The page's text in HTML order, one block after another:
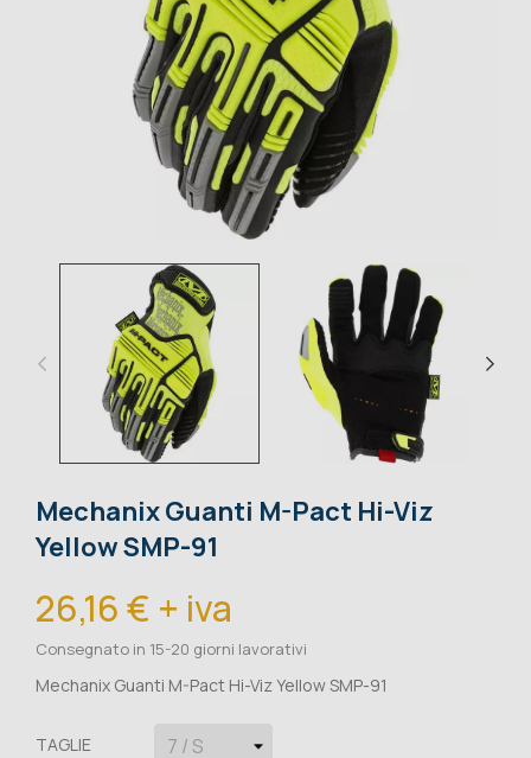
Mechanix Guanti M-Pact Hi-Viz
Yellow SMP-91
26,16 € + iva
Consegnato in 15-20 giorni lavorativi
Mechanix Guanti M-Pact Hi-Viz Yellow SMP-91
TAGLIE